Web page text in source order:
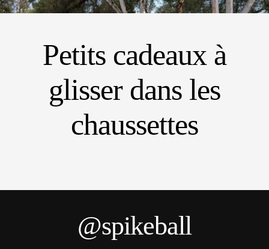
Petits cadeaux à
glisser dans les
chaussettes
@spikeball